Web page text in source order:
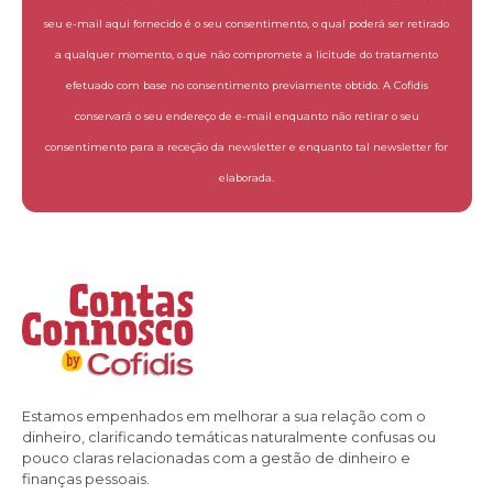
seu e-mail aqui fornecido é o seu consentimento, o qual poderá ser retirado
a qualquer momento, o que não compromete a licitude do tratamento
efetuado com base no consentimento previamente obtido. A Cofidis
conservará o seu endereço de e-mail enquanto não retirar o seu
consentimento para a receção da newsletter e enquanto tal newsletter for
elaborada.
Estamos empenhados em melhorar a sua relação com o
dinheiro, clarificando temáticas naturalmente confusas ou
pouco claras relacionadas com a gestão de dinheiro e
finanças pessoais.